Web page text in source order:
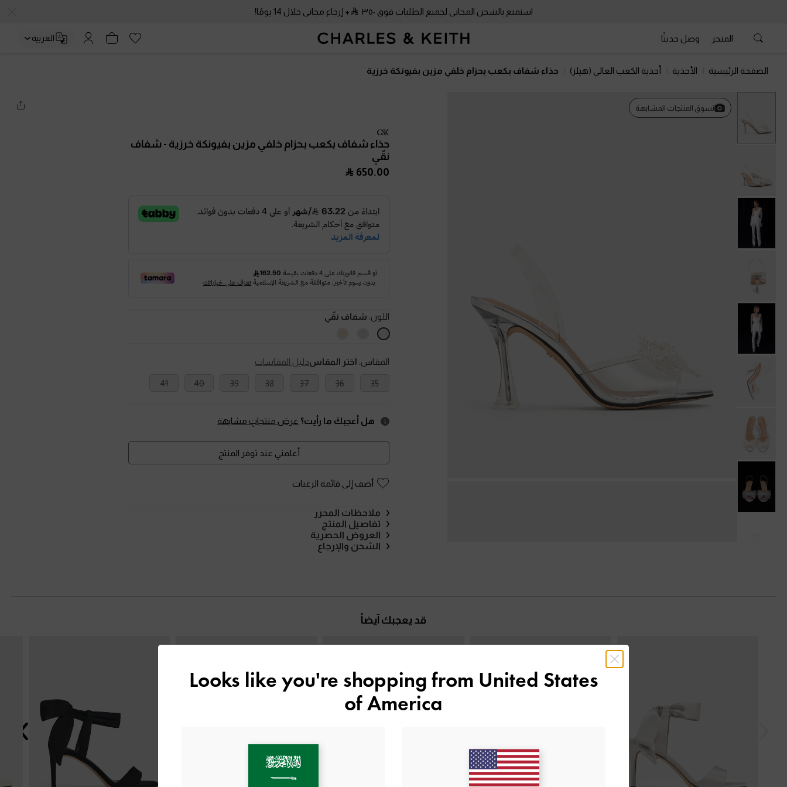
استمتع بالشحن المجاني لجميع الطلبات فوق ٣٥٠ + إرجاع مجاني خلال 14 يومًا!
المتجر وصل حديثًا العربية
الصفحة الرئيسية الأحذية أحذية الكعب العالي (هيلز) حذاء شفاف بكعب بحزام خلفي مزين بفيونكة خرزية
تسوق المنتجات المشابهة
حذاء شفاف بكعب بحزام خلفي مزين بفيونكة خرزية - شفاف
نقّي
650.00
اللون: شفاف نقّي
المقاس: اختر المقاسدليل المقاسات
35
36
37
38
39
40
41
هل أعجبكَ ما رأيت؟ عرض منتجاتٍ مشابهة
أعلمني عند توفر المنتج
أضف إلى قائمة الرغبات
ملاحظات المحرر
تفاصيل المنتج
العروض الحصرية
الشحن والإرجاع
قد يعجبك آيضاً
Looks like you're shopping from United States
of America